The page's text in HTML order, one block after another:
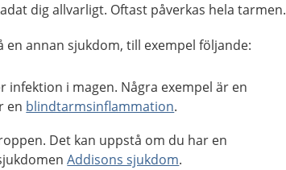
dig allvarligt. Oftast påverkas hela tarmen.
en annan sjukdom, till exempel följande:
infektion i magen. Några exempel är en
en blindtarmsinflammation.
Det kan uppstå om du har en
Addisons sjukdom.